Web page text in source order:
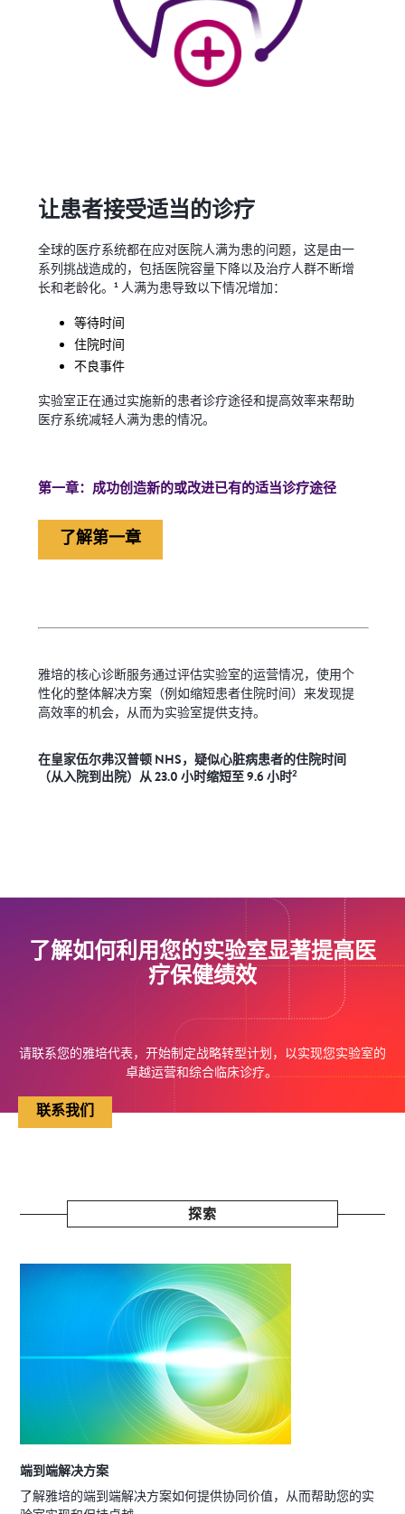
让患者接受适当的诊疗
全球的医疗系统都在应对医院人满为患的问题，这是由一
系列挑战造成的，包括医院容量下降以及治疗人群不断增
长和老龄化。1 人满为患导致以下情况增加：
等待时间
住院时间
不良事件
实验室正在通过实施新的患者诊疗途径和提高效率来帮助
医疗系统减轻人满为患的情况。
第一章：成功创造新的或改进已有的适当诊疗途径
了解第一章
雅培的核心诊断服务通过评估实验室的运营情况，使用个
性化的整体解决方案（例如缩短患者住院时间）来发现提
高效率的机会，从而为实验室提供支持。
在皇家伍尔弗汉普顿 NHS，疑似心脏病患者的住院时间
（从入院到出院）从 23.0 小时缩短至 9.6 小时2
了解如何利用您的实验室显著提高医
疗保健绩效
请联系您的雅培代表，开始制定战略转型计划，以实现您实验室的
卓越运营和综合临床诊疗。
联系我们
探索
端到端解决方案
了解雅培的端到端解决方案如何提供协同价值，从而帮助您的实